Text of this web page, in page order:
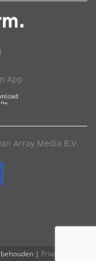
App
Array Media B.V.
| Privacy